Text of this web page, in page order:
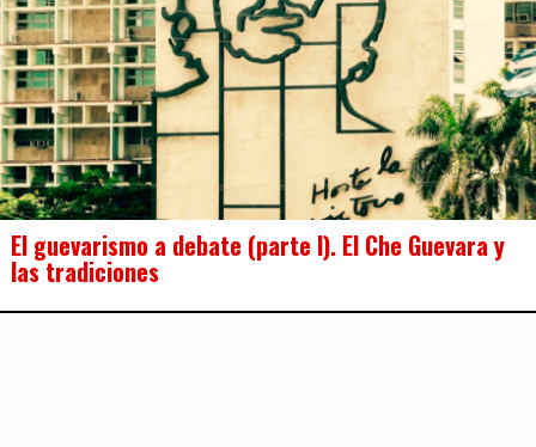
El guevarismo a debate (parte I). El Che Guevara y
las tradiciones